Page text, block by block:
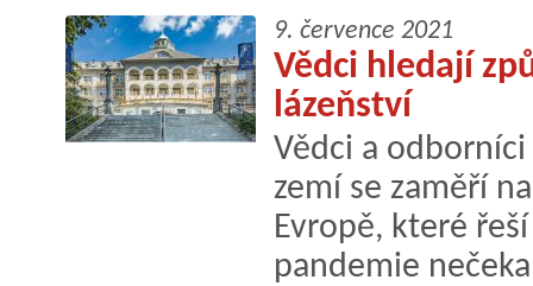
9. července 2021
Vědci hledají
lázeňství
Vědci a odborníci
zemí se zaměří
Evropě, které
pandemie